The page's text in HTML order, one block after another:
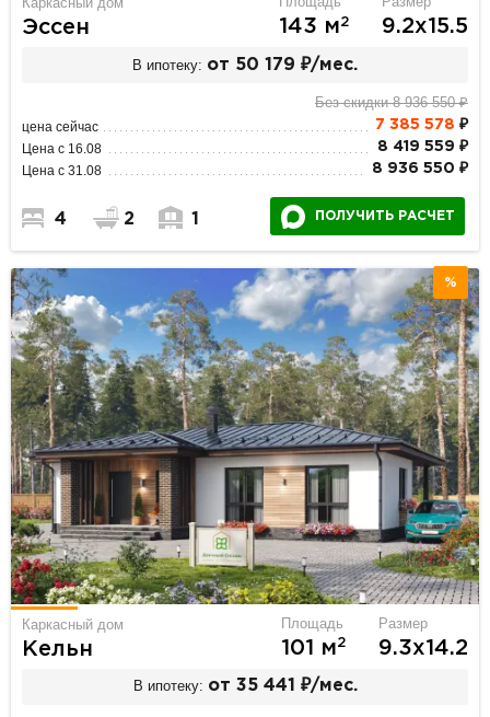
Эссен 143 м2 9.2х15.5
В ипотеку: от 50 179 ₽/мес.
Без скидки 8 936 550 ₽
цена сейчас 7 385 578 ₽
Цена с 16.08 8 419 559 ₽
Цена с 31.08 8 936 550 ₽
4 2 1 ПОЛУЧИТЬ РАСЧЕТ
%
Каркасный дом
Кельн
Площадь
101 м2
Размер
9.3х14.2
В ипотеку: от 35 441 ₽/мес.